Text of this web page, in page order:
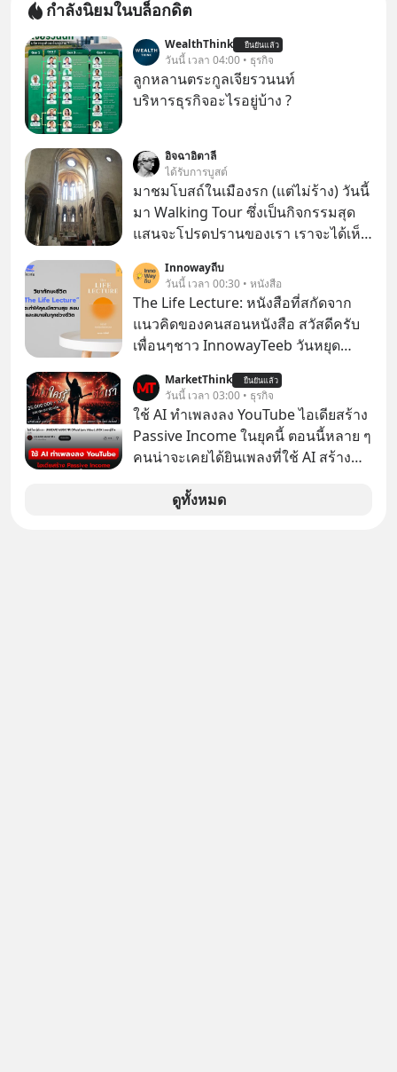
กำลังนิยมในบล็อกดิต
WealthThink ยืนยันแล้ว
วันนี้ เวลา 04:00 • ธุรกิจ
ลูกหลานตระกูลเจียรวนนท์
บริหารธุรกิจอะไรอยู่บ้าง ?
อิจฉาอิตาลี
ได้รับการบูสต์
มาชมโบสถ์ในเมืองรก (แต่ไม่ร้าง) วันนี้
มา Walking Tour ซึ่งเป็นกิจกรรมสุด
แสนจะโปรดปรานของเรา เราจะได้เห็น
Innowayถีบ
วันนี้ เวลา 00:30 • หนังสือ
The Life Lecture: หนังสือที่สกัดจาก
แนวคิดของคนสอนหนังสือ สวัสดีครับ
เพื่อนๆชาว InnowayTeeb วันหยุด
สนใจจบแล้วเกิดคำถามว่า
MarketThink ยืนยันแล้ว
วันนี้ เวลา 03:00 • ธุรกิจ
ใช้ AI ทำเพลงลง YouTube ไอเดียสร้าง
Passive Income ในยุคนี้ ตอนนี้หลาย ๆ
คนน่าจะเคยได้ยินเพลงที่ใช้ AI สร้าง
รู้ตัวเรา” จากช่องชื่อว่า UNHEARD
ดูทั้งหมด